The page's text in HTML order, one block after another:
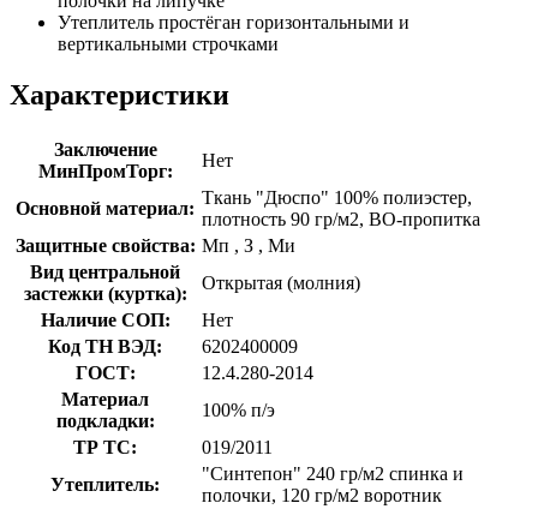
Утеплитель простёган горизонтальными и
вертикальными строчками
Характеристики
Заключение
МинПромТорг:
Нет
Основной материал:
Ткань "Дюспо" 100% полиэстер,
плотность 90 гр/м2, ВО-пропитка
Защитные свойства: Мп , З , Ми
Вид центральной
застежки (куртка):
Открытая (молния)
Наличие СОП:
Нет
Код ТН ВЭД:
6202400009
ГОСТ:
12.4.280-2014
Материал
подкладки:
100% п/э
ТР ТС:
019/2011
Утеплитель:
"Синтепон" 240 гр/м2 спинка и
полочки, 120 гр/м2 воротник